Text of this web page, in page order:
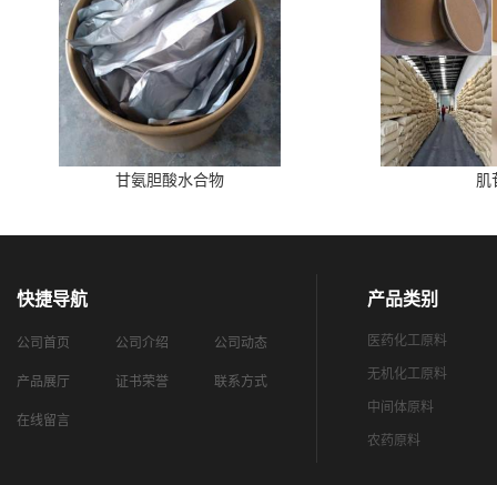
甘氨胆酸水合物 肌
快捷导航
公司首页 公司介绍 公司动态
产品展厅 证书荣誉 联系方式
在线留言
产品类别
医药化工原料
无机化工原料
中间体原料
农药原料